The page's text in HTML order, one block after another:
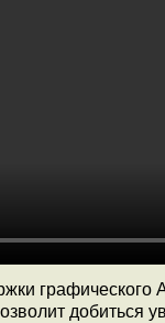
добиться